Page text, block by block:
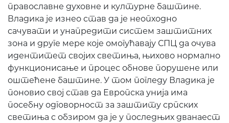
православне духовне и културне баштине.
Владика је изнео став да је неопходно
сачувати и унапредити систем заштитних
зона и друге мере које омогућавају СПЦ да очува
идентитет својих светиња, њихово нормално
функционисање и процес обнове порушене или
оштећене баштине. У том погледу Владика је
поновио свој став да Европска унија има
посебну одговорност за заштиту српских
светиња с обзиром да је у последњих дванаест